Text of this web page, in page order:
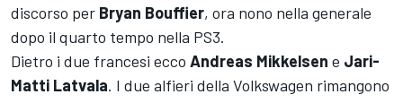
discorso per Bryan Bouffier, ora nono nella generale
dopo il quarto tempo nella PS3.
Dietro i due francesi ecco Andreas Mikkelsen e Jari-
Matti Latvala. I due alfieri della Volkswagen rimangono